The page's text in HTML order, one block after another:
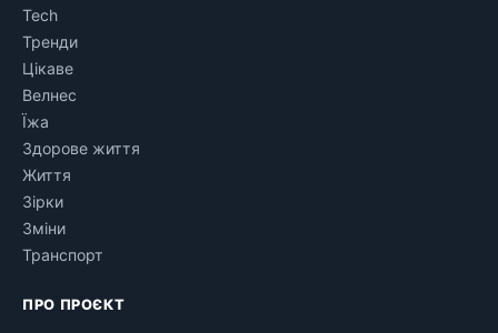
Tech
Тренди
Цікаве
Велнес
Їжа
Здорове життя
Життя
Зірки
Зміни
Транспорт
ПРО ПРОЄКТ